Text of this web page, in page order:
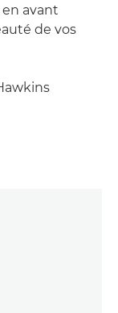
avant
de vos